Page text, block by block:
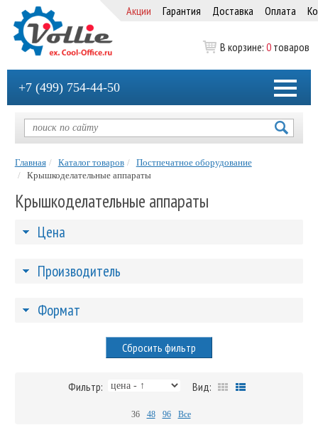
Акции Гарантия Доставка Оплата
В корзине: 0 товаров
+7 (499) 754-44-50
Главная Каталог товаров
Постпечатное оборудование
Крышкоделательные аппараты
Крышкоделательные аппараты
Цена
Производитель
Формат
Сбросить фильтр
Фильтр: Вид:
36 48 96 Все